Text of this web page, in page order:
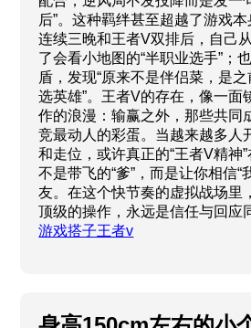
后”。这种羁绊甚至超越了游戏本
连续三晚和王者V双排后，自己
了会看小地图的“半职业选手”；
盾，发现“原来不是伴侣菜，是
选英雄”。王者V的存在，像一面
作的浪漫：输赢之外，那些共同
竞最动人的彩蛋。当越来越多人
和走位，或许真正的“王者V精神
不是带飞的“爹”，而是让你相信“
友。在这个快节奏的虚拟战场
顶级的操作，永远是信任与回应
游戏搭子王者v